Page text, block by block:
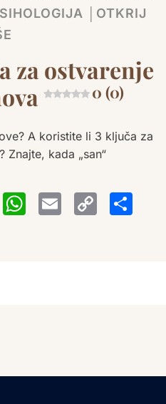
│OTKRIJ
za ostvarenje
0 (0)
A koristite li 3 ključa za
Znajte, kada „san“
Threads
Email